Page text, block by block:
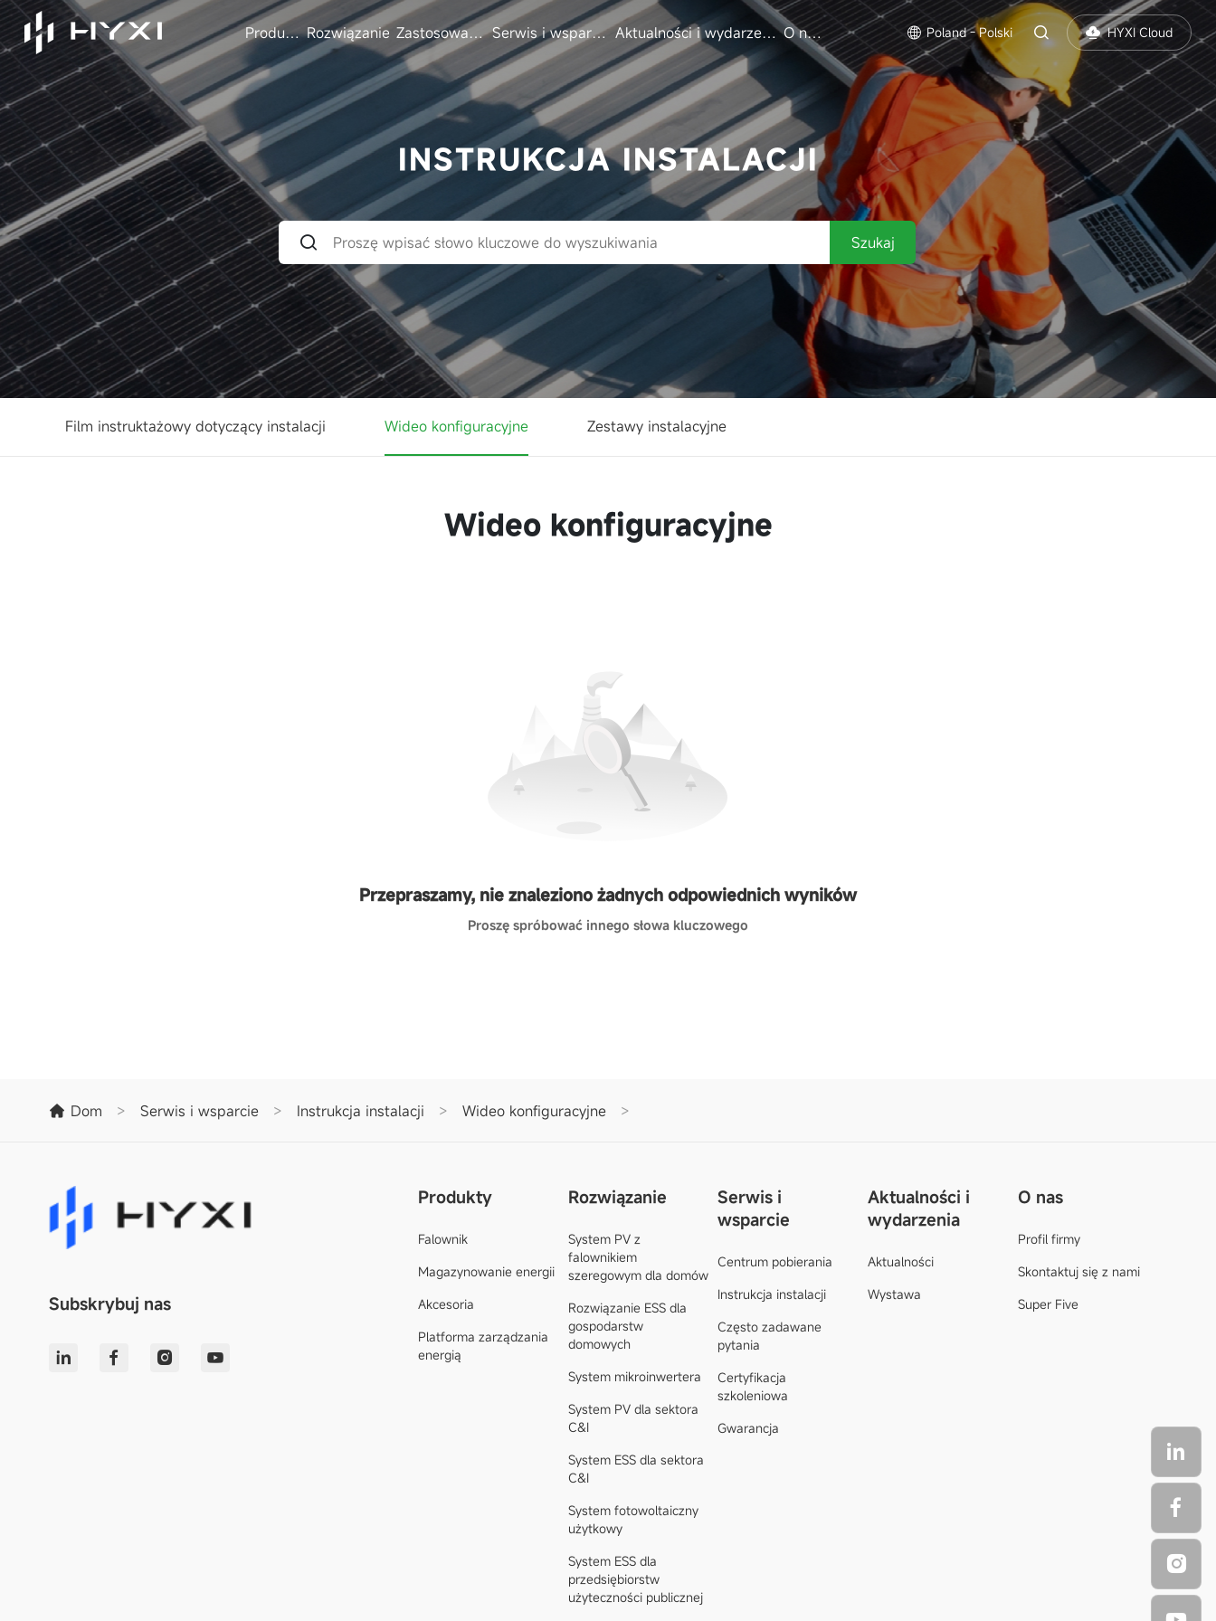
ProduktyRozwiązanie ZastosowaniaSerwis i wsparcie Aktualności i wydarzeniaO nas Poland - Polski HYXI Cloud
INSTRUKCJA INSTALACJI
Szukaj
Film instruktażowy dotyczący instalacji Wideo konfiguracyjne Zestawy instalacyjne
Wideo konfiguracyjne
Przepraszamy, nie znaleziono żadnych odpowiednich wyników
Proszę spróbować innego słowa kluczowego
Dom > Serwis i wsparcie > Instrukcja instalacji > Wideo konfiguracyjne >
Subskrybuj nas
Produkty
Falownik
Magazynowanie energii
Akcesoria
Platforma zarządzania
energią
Rozwiązanie
System PV z
falownikiem
szeregowym dla domów
Rozwiązanie ESS dla
gospodarstw
domowych
System mikroinwertera
System PV dla sektora
C&I
System ESS dla sektora
C&I
System fotowoltaiczny
użytkowy
System ESS dla
przedsiębiorstw
użyteczności publicznej
Serwis i
wsparcie
Centrum pobierania
Instrukcja instalacji
Często zadawane
pytania
Certyfikacja
szkoleniowa
Gwarancja
Aktualności i
wydarzenia
Aktualności
Wystawa
O nas
Profil firmy
Skontaktuj się z nami
Super Five